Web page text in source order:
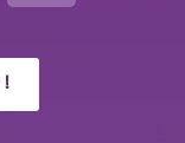
!